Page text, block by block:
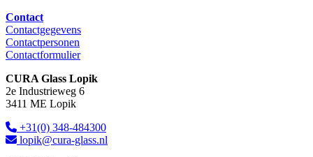
Contact
Contactgegevens
Contactpersonen
Contactformulier
CURA Glass Lopik
2e Industrieweg 6
3411 ME Lopik
+31(0) 348-484300
lopik@cura-glass.nl